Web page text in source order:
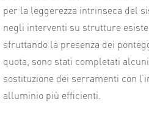
per la leggerezza intrinseca del
negli interventi su strutture
sfruttando la presenza dei
quota, sono stati completati
sostituzione dei serramenti con
alluminio più efficienti.